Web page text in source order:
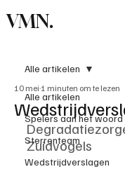
VMN.
Alle artikelen
Spelers aan het woord
Sterrenteam
Wedstrijdverslagen
Alle artikelen
10 mei 1 minuten om te lezen
Zuidvogels